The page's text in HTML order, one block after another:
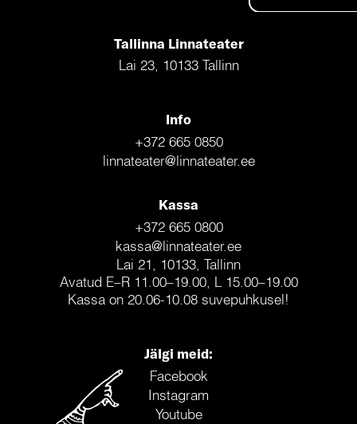
Tallinna Linnateater
Lai 23, 10133 Tallinn
Info
+372 665 0850
linnateater@linnateater.ee
Kassa
+372 665 0800
kassa@linnateater.ee
Lai 21, 10133, Tallinn
Avatud E–R 11.00–19.00, L 15.00–19.00
Kassa on 20.06-10.08 suvepuhkusel!
Jälgi meid:
Facebook
Instagram
Youtube